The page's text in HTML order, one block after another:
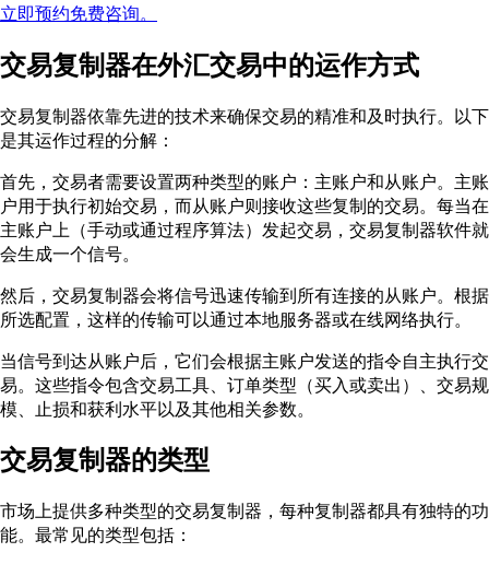
立即预约免费咨询。
交易复制器在外汇交易中的运作方式
交易复制器依靠先进的技术来确保交易的精准和及时执行。以下
是其运作过程的分解：
首先，交易者需要设置两种类型的账户：主账户和从账户。主账
户用于执行初始交易，而从账户则接收这些复制的交易。每当在
主账户上（手动或通过程序算法）发起交易，交易复制器软件就
会生成一个信号。
然后，交易复制器会将信号迅速传输到所有连接的从账户。根据
所选配置，这样的传输可以通过本地服务器或在线网络执行。
当信号到达从账户后，它们会根据主账户发送的指令自主执行交
易。这些指令包含交易工具、订单类型（买入或卖出）、交易规
模、止损和获利水平以及其他相关参数。
交易复制器的类型
市场上提供多种类型的交易复制器，每种复制器都具有独特的功
能。最常见的类型包括：